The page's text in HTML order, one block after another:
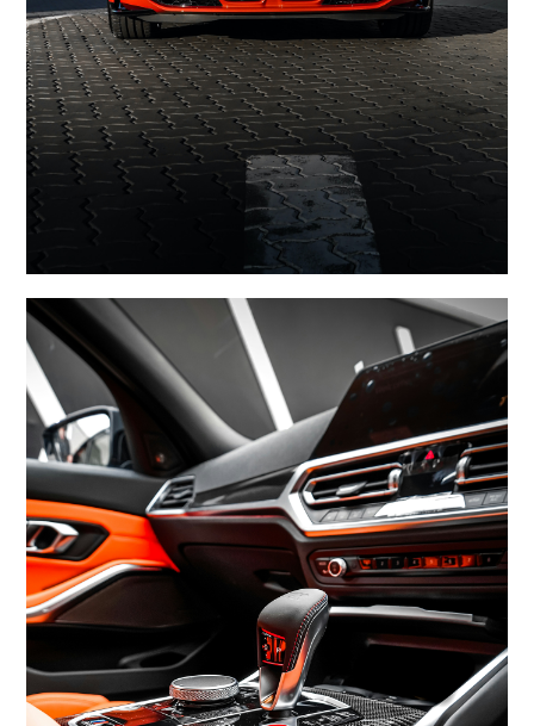
Gebrauchtwagen
Spezialist
Kontakt